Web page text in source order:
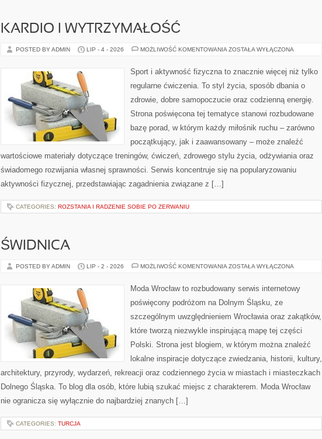
KARDIO I WYTRZYMAŁOŚĆ
POSTED BY ADMIN LIP - 4 - 2026 MOŻLIWOŚĆ KOMENTOWANIA KARDIO
ZOSTAŁA WYŁĄCZONA
Sport i aktywność fizyczna to znacznie więcej niż tylko
regularne ćwiczenia. To styl życia, sposób dbania o
zdrowie, dobre samopoczucie oraz codzienną energię.
Strona poświęcona tej tematyce stanowi rozbudowane
bazę porad, w którym każdy miłośnik ruchu – zarówno
początkujący, jak i zaawansowany – może znaleźć
wartościowe materiały dotyczące treningów, ćwiczeń, zdrowego stylu życia, odżywiania oraz
świadomego rozwijania własnej sprawności. Serwis koncentruje się na popularyzowaniu
aktywności fizycznej, przedstawiając zagadnienia związane z […]
CATEGORIES: ROZSTANIA I RADZENIE SOBIE PO ZERWANIU
ŚWIDNICA
POSTED BY ADMIN LIP - 2 - 2026 MOŻLIWOŚĆ KOMENTOWANIA ŚWIDNICA
ZOSTAŁA WYŁĄCZONA
Moda Wrocław to rozbudowany serwis internetowy
poświęcony podróżom na Dolnym Śląsku, ze
szczególnym uwzględnieniem Wrocławia oraz zakątków,
które tworzą niezwykle inspirującą mapę tej części
Polski. Strona jest blogiem, w którym można znaleźć
lokalne inspiracje dotyczące zwiedzania, historii, kultury,
architektury, przyrody, wydarzeń, rekreacji oraz codziennego życia w miastach i miasteczkach
Dolnego Śląska. To blog dla osób, które lubią szukać miejsc z charakterem. Moda Wrocław
nie ogranicza się wyłącznie do najbardziej znanych […]
CATEGORIES: TURCJA